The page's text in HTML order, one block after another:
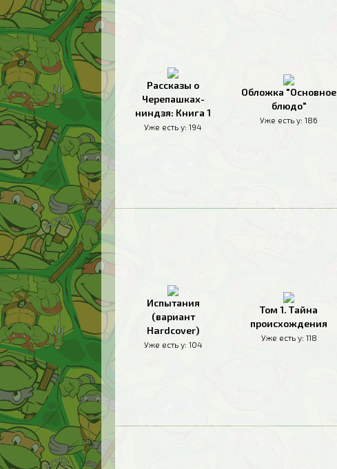
Рассказы о
Черепашках-
ниндзя: Книга 1
Уже есть у: 194
Обложка "Основное
блюдо"
Уже есть у: 186
Испытания
(вариант
Hardcover)
Уже есть у: 104
Том 1. Тайна
происхождения
Уже есть у: 118